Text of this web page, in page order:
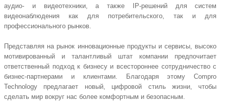
аудио- и видеотехники, а также IP-решений для систем
видеонаблюдения как для потребительского, так и для
профессионального рынков.
Представляя на рынок инновационные продукты и сервисы, высоко
мотивированный и талантливый штат компании предпочитает
ответственный подход к бизнесу и всестороннее сотрудничество с
бизнес-партнерами и клиентами. Благодаря этому Compro
Technology предлагает новый, цифровой стиль жизни, чтобы
сделать мир вокруг нас более комфортным и безопасным.